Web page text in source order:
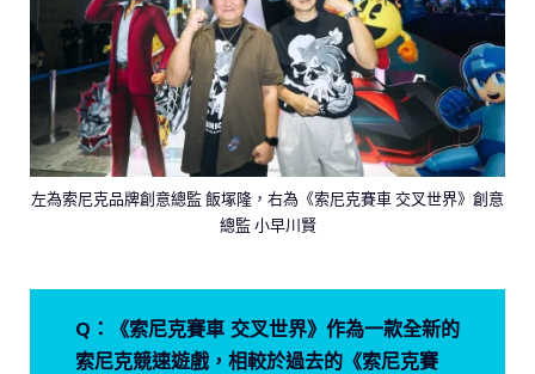
左為索尼克品牌創意總監 飯塚隆，右為《索尼克賽車 交叉世界》創意
總監 小早川賢
Q：《索尼克賽車 交叉世界》作為一款全新的
索尼克競速遊戲，相較於過去的《索尼克賽